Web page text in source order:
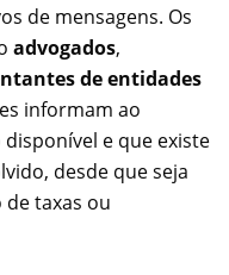
de mensagens. Os
advogados,
de entidades
informam ao
e que existe
desde que seja
taxas ou